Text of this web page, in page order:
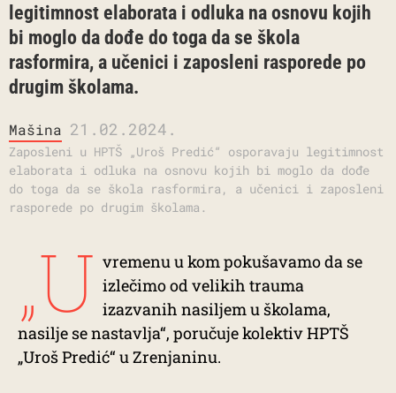
legitimnost elaborata i odluka na osnovu kojih
bi moglo da dođe do toga da se škola
rasformira, a učenici i zaposleni rasporede po
drugim školama.
Mašina 21.02.2024.
Zaposleni u HPTŠ „Uroš Predić“ osporavaju legitimnost
elaborata i odluka na osnovu kojih bi moglo da dođe
do toga da se škola rasformira, a učenici i zaposleni
rasporede po drugim školama.
„U vremenu u kom pokušavamo da se
izlečimo od velikih trauma
izazvanih nasiljem u školama,
nasilje se nastavlja“, poručuje kolektiv HPTŠ
„Uroš Predić“ u Zrenjaninu.